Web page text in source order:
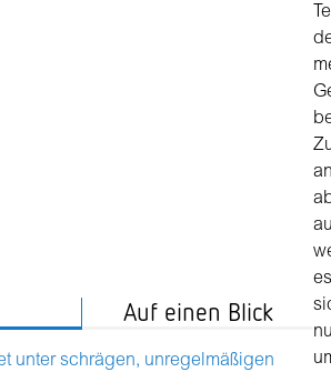
Auf einen Blick
unter schrägen, unregelmäßigen
es